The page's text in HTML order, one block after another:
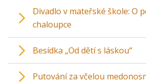
Divadlo v mateřské škole: O
chaloupce
Besídka „Od dětí s láskou“
Putování za včelou